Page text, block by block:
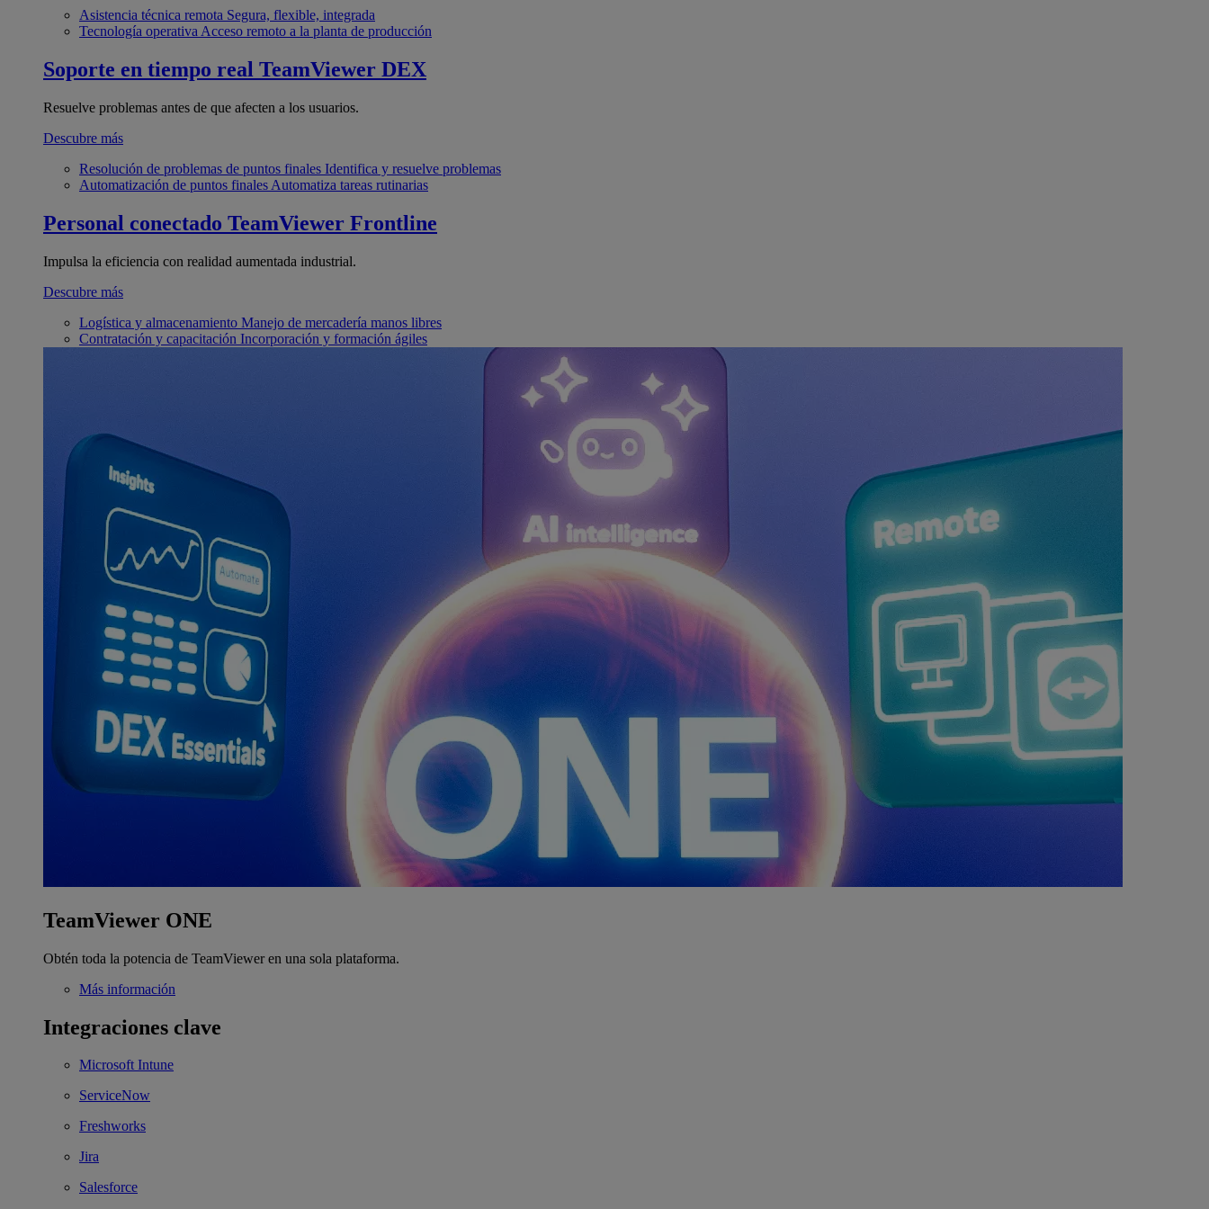
Asistencia técnica remota Segura, flexible, integrada
Tecnología operativa Acceso remoto a la planta de producción
Soporte en tiempo real TeamViewer DEX
Resuelve problemas antes de que afecten a los usuarios.
Descubre más
Resolución de problemas de puntos finales Identifica y resuelve problemas
Automatización de puntos finales Automatiza tareas rutinarias
Personal conectado TeamViewer Frontline
Impulsa la eficiencia con realidad aumentada industrial.
Descubre más
Logística y almacenamiento Manejo de mercadería manos libres
Contratación y capacitación Incorporación y formación ágiles
TeamViewer ONE
Obtén toda la potencia de TeamViewer en una sola plataforma.
Más información
Integraciones clave
Microsoft Intune
ServiceNow
Freshworks
Jira
Salesforce